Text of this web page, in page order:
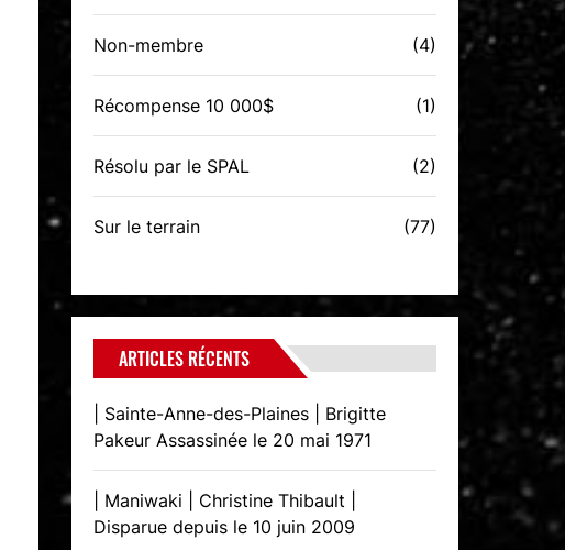
Non-membre (4)
Récompense 10 000$ (1)
Résolu par le SPAL (2)
Sur le terrain (77)
ARTICLES RÉCENTS
| Sainte-Anne-des-Plaines | Brigitte
Pakeur Assassinée le 20 mai 1971
| Maniwaki | Christine Thibault |
Disparue depuis le 10 juin 2009